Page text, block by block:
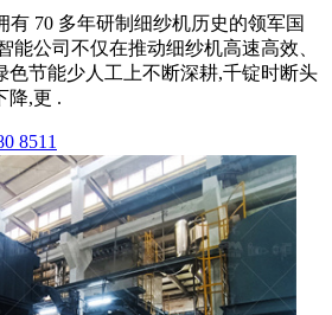
有 70 多年研制细纱机历史的领军国
能公司不仅在推动细纱机高速高效、
色节能少人工上不断深耕,千锭时断头
降,更 .
8511